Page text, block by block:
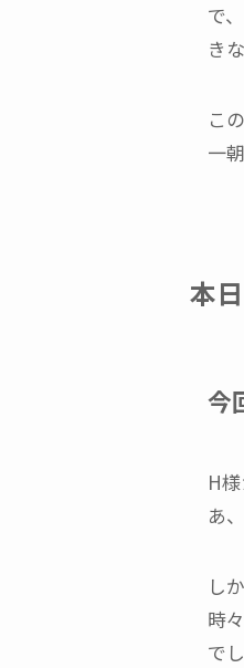
で
き
こ
一
本
今
H
あ
し
時
で